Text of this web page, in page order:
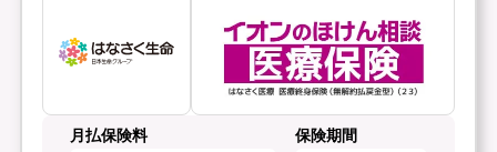
イオンカード会員さま専用保険
月払保険料 保険期間